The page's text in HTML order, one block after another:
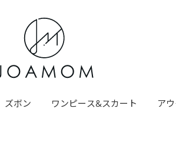
ズボン ワンピース&スカート ア